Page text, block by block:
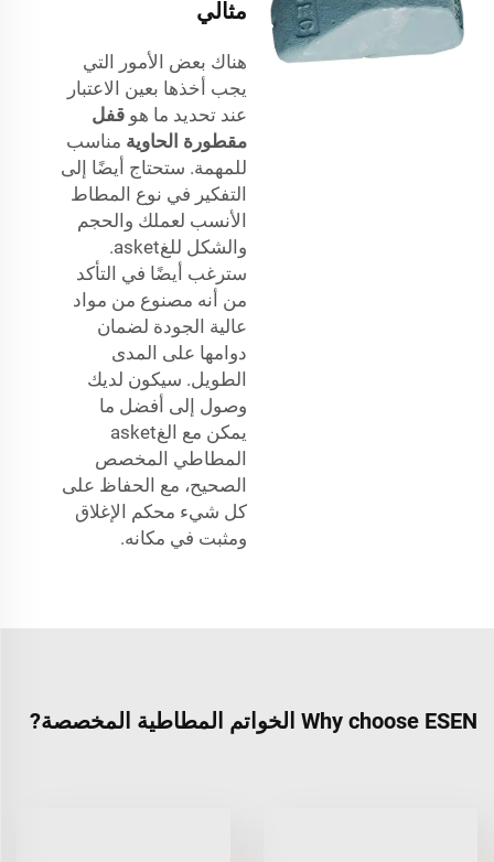
مثالي
هناك بعض الأمور التي
يجب أخذها بعين الاعتبار
عند تحديد ما هو قفل
مقطورة الحاوية مناسب
للمهمة. ستحتاج أيضًا إلى
التفكير في نوع المطاط
الأنسب لعملك والحجم
والشكل للغasket.
سترغب أيضًا في التأكد
من أنه مصنوع من مواد
عالية الجودة لضمان
دوامها على المدى
الطويل. سيكون لديك
وصول إلى أفضل ما
يمكن مع الغasket
المطاطي المخصص
الصحيح، مع الحفاظ على
كل شيء محكم الإغلاق
ومثبت في مكانه.
Why choose ESEN الخواتم المطاطية المخصصة?